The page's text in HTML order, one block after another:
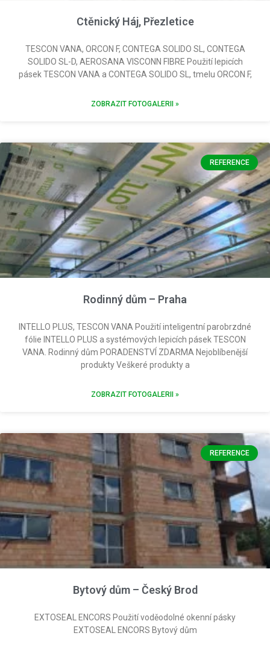
Ctěnický Háj, Přezletice
TESCON VANA, ORCON F, CONTEGA SOLIDO SL, CONTEGA
SOLIDO SL-D, AEROSANA VISCONN FIBRE Použití lepicích
pásek TESCON VANA a CONTEGA SOLIDO SL, tmelu ORCON F,
ZOBRAZIT FOTOGALERII »
REFERENCE
Rodinný dům – Praha
INTELLO PLUS, TESCON VANA Použití inteligentní parobrzdné
fólie INTELLO PLUS a systémových lepicích pásek TESCON
VANA. Rodinný dům PORADENSTVÍ ZDARMA Nejoblíbenější
produkty Veškeré produkty a
ZOBRAZIT FOTOGALERII »
REFERENCE
Bytový dům – Český Brod
EXTOSEAL ENCORS Použití voděodolné okenní pásky
EXTOSEAL ENCORS Bytový dům